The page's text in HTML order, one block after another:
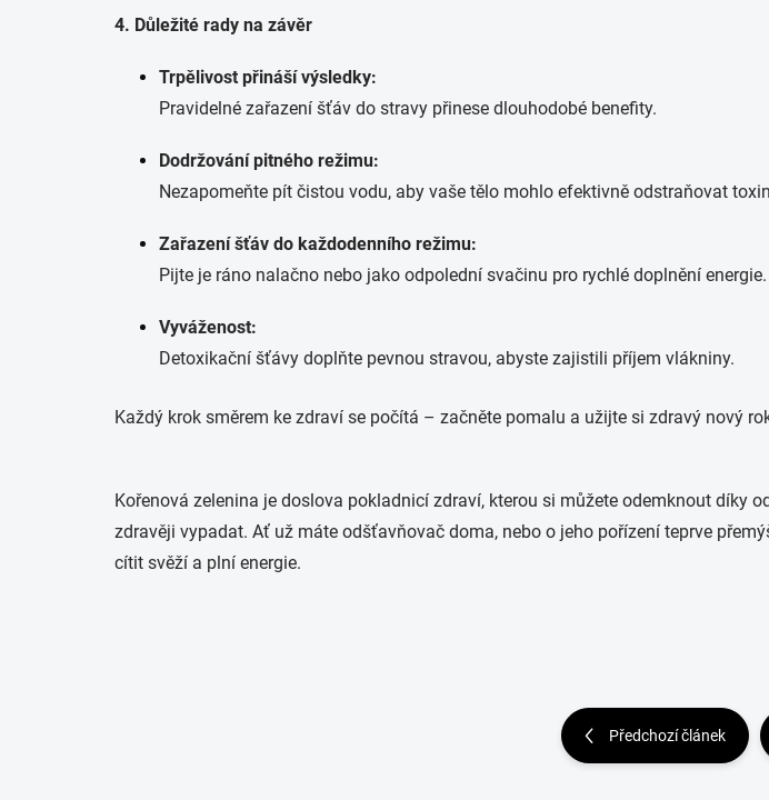
4. Důležité rady na závěr
Trpělivost přináší výsledky:
Pravidelné zařazení šťáv do stravy přinese dlouhodobé benefity.
Dodržování pitného režimu:
Nezapomeňte pít čistou vodu, aby vaše tělo mohlo efektivně odstraňovat
Zařazení šťáv do každodenního režimu:
Pijte je ráno nalačno nebo jako odpolední svačinu pro rychlé doplnění energie.
Vyváženost:
Detoxikační šťávy doplňte pevnou stravou, abyste zajistili příjem vlákniny.
Každý krok směrem ke zdraví se počítá – začněte pomalu a užijte si zdravý nový
Kořenová zelenina je doslova pokladnicí zdraví, kterou si můžete odemknout díky
zdravěji vypadat. Ať už máte odšťavňovač doma, nebo o jeho pořízení teprve
cítit svěží a plní energie.
Předchozí článek